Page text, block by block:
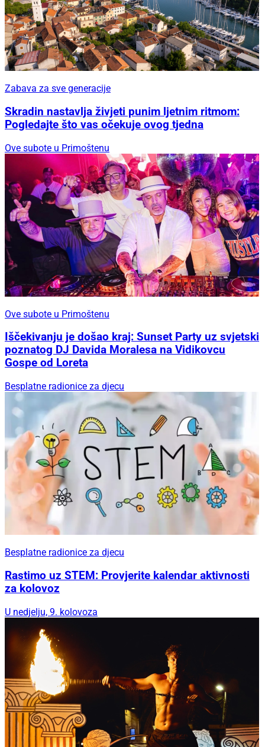
Zabava za sve generacije
Skradin nastavlja živjeti punim ljetnim ritmom:
Pogledajte što vas očekuje ovog tjedna
Ove subote u Primoštenu
Ove subote u Primoštenu
Iščekivanju je došao kraj: Sunset Party uz svjetski
poznatog DJ Davida Moralesa na Vidikovcu
Gospe od Loreta
Besplatne radionice za djecu
Besplatne radionice za djecu
Rastimo uz STEM: Provjerite kalendar aktivnosti
za kolovoz
U nedjelju, 9. kolovoza